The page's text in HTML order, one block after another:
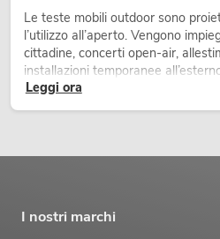
Le teste mobili outdoor sono
l’utilizzo all’aperto. Vengono
cittadine, concerti open-air,
installazioni temporanee
Leggi ora
I nostri marchi